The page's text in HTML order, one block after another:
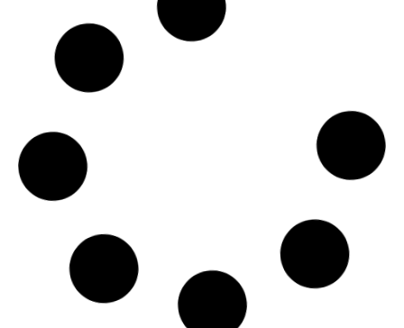
Tarjetas de cumpleaños
personalizadas: Un toque especial
para un día inolvidable